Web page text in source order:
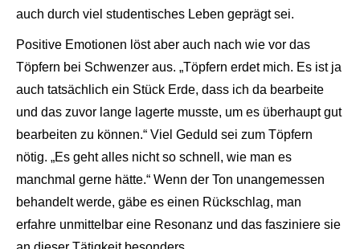
auch durch viel studentisches Leben geprägt sei.
Positive Emotionen löst aber auch nach wie vor das
Töpfern bei Schwenzer aus. „Töpfern erdet mich. Es ist ja
auch tatsächlich ein Stück Erde, dass ich da bearbeite
und das zuvor lange lagerte musste, um es überhaupt gut
bearbeiten zu können.“ Viel Geduld sei zum Töpfern
nötig. „Es geht alles nicht so schnell, wie man es
manchmal gerne hätte.“ Wenn der Ton unangemessen
behandelt werde, gäbe es einen Rückschlag, man
erfahre unmittelbar eine Resonanz und das fasziniere sie